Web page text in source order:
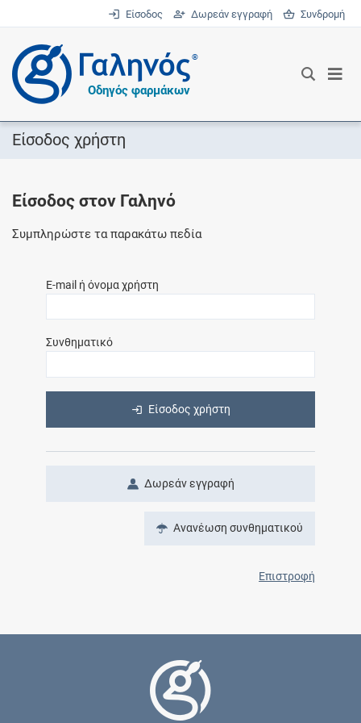
Είσοδος Δωρεάν εγγραφή Συνδρομή
®
Οδηγός φαρμάκων
Είσοδος χρήστη
Είσοδος στον Γαληνό
Συμπληρώστε τα παρακάτω πεδία
E-mail ή όνομα χρήστη
Συνθηματικό
Είσοδος χρήστη
Δωρεάν εγγραφή
Ανανέωση συνθηματικού
Επιστροφή